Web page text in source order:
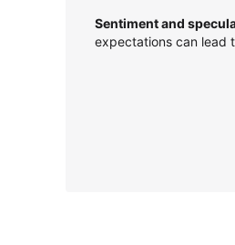
Sentiment and
expectations can lead